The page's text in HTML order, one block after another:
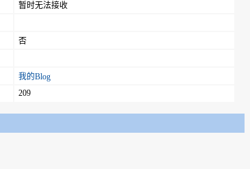
暂时无法接收
否
我的Blog
209